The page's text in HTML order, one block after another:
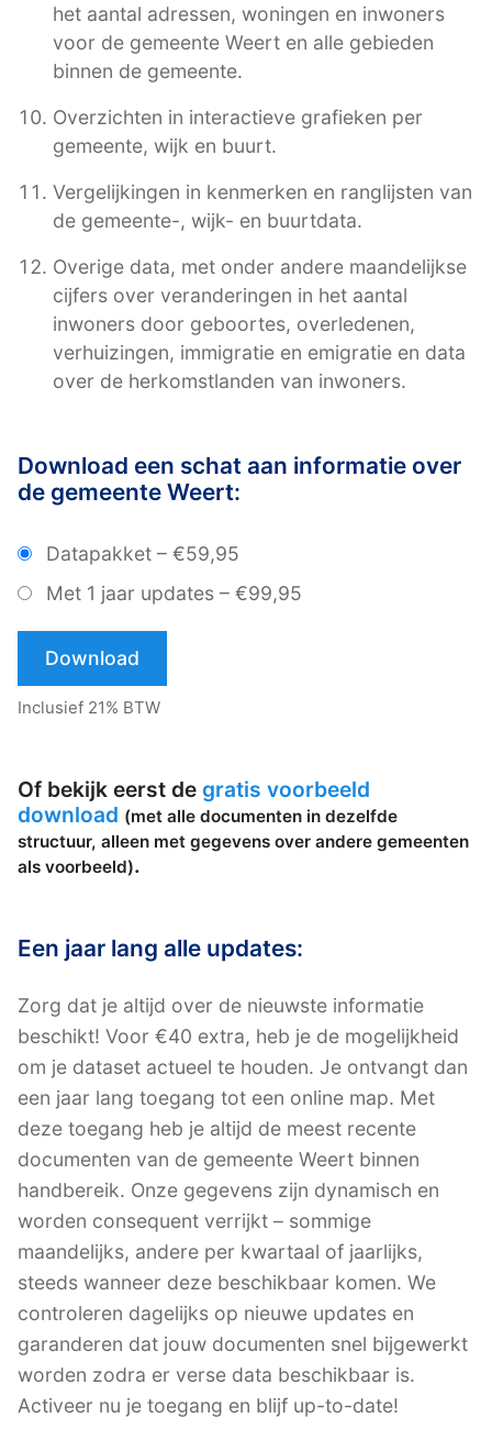
het aantal adressen, woningen en inwoners
voor de gemeente Weert en alle gebieden
binnen de gemeente.
Overzichten in interactieve grafieken per
gemeente, wijk en buurt.
Vergelijkingen in kenmerken en ranglijsten van
de gemeente-, wijk- en buurtdata.
Overige data, met onder andere maandelijkse
cijfers over veranderingen in het aantal
inwoners door geboortes, overledenen,
verhuizingen, immigratie en emigratie en data
over de herkomstlanden van inwoners.
Download een schat aan informatie over
de gemeente Weert:
Datapakket – €59,95
Met 1 jaar updates – €99,95
Download
Inclusief 21% BTW
Of bekijk eerst de gratis voorbeeld
download (met alle documenten in dezelfde
structuur, alleen met gegevens over andere gemeenten
als voorbeeld).
Een jaar lang alle updates:
Zorg dat je altijd over de nieuwste informatie
beschikt! Voor €40 extra, heb je de mogelijkheid
om je dataset actueel te houden. Je ontvangt dan
een jaar lang toegang tot een online map. Met
deze toegang heb je altijd de meest recente
documenten van de gemeente Weert binnen
handbereik. Onze gegevens zijn dynamisch en
worden consequent verrijkt – sommige
maandelijks, andere per kwartaal of jaarlijks,
steeds wanneer deze beschikbaar komen. We
controleren dagelijks op nieuwe updates en
garanderen dat jouw documenten snel bijgewerkt
worden zodra er verse data beschikbaar is.
Activeer nu je toegang en blijf up-to-date!